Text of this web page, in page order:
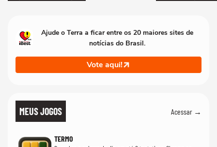
Ajude o Terra a ficar entre os 20 maiores sites de
notícias do Brasil.
Vote aqui!
MEUS JOGOS Acessar →
TERMO